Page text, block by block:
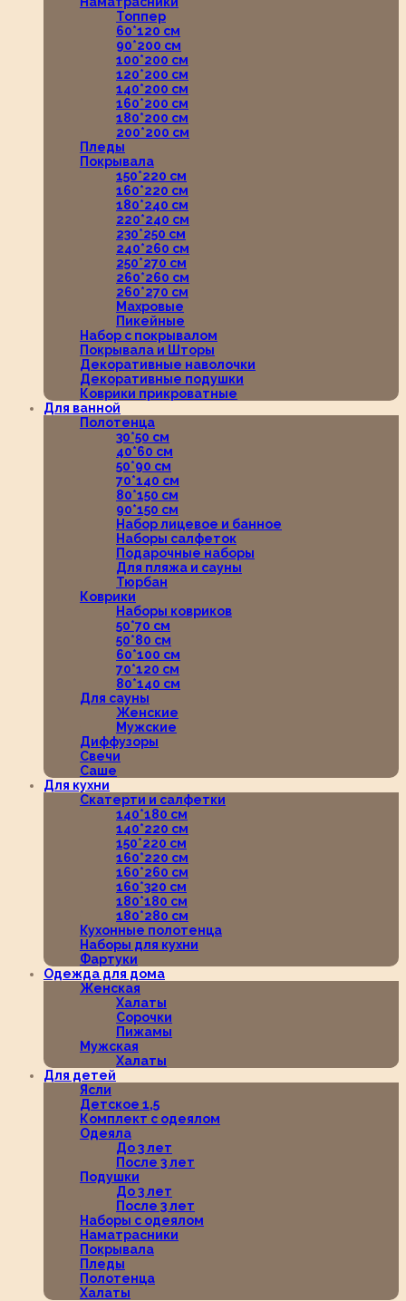
Топпер
60*120 см
90*200 см
100*200 см
120*200 см
140*200 см
160*200 см
180*200 см
200*200 см
Пледы
Покрывала
150*220 см
160*220 см
180*240 см
220*240 см
230*250 см
240*260 см
250*270 см
260*260 см
260*270 см
Махровые
Пикейные
Набор с покрывалом
Покрывала и Шторы
Декоративные наволочки
Декоративные подушки
Коврики прикроватные
Для ванной
Полотенца
30*50 см
40*60 см
50*90 см
70*140 см
80*150 см
90*150 см
Набор лицевое и банное
Наборы салфеток
Подарочные наборы
Для пляжа и сауны
Тюрбан
Коврики
Наборы ковриков
50*70 см
50*80 см
60*100 см
70*120 см
80*140 см
Для сауны
Женские
Мужские
Диффузоры
Свечи
Саше
Для кухни
Скатерти и салфетки
140*180 см
140*220 см
150*220 см
160*220 см
160*260 см
160*320 см
180*180 см
180*280 см
Кухонные полотенца
Наборы для кухни
Фартуки
Одежда для дома
Женская
Халаты
Сорочки
Пижамы
Мужская
Халаты
Для детей
Ясли
Детское 1,5
Комплект с одеялом
Одеяла
До 3 лет
После 3 лет
Подушки
До 3 лет
После 3 лет
Наборы с одеялом
Наматрасники
Покрывала
Пледы
Полотенца
Халаты